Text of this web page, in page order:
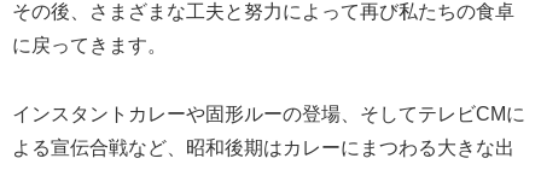
その後、さまざまな工夫と努力によって再び私たちの食卓
に戻ってきます。
インスタントカレーや固形ルーの登場、そしてテレビCMに
よる宣伝合戦など、昭和後期はカレーにまつわる大きな出